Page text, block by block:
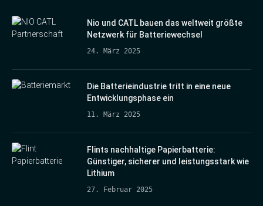
Nio und CATL bauen das weltweit größte
Netzwerk für Batteriewechsel
24. März 2025
Die Batterieindustrie tritt in eine neue
Entwicklungsphase ein
11. März 2025
Flints nachhaltige Papierbatterie:
Günstiger, sicherer und leistungsstark wie
Lithium
27. Februar 2025